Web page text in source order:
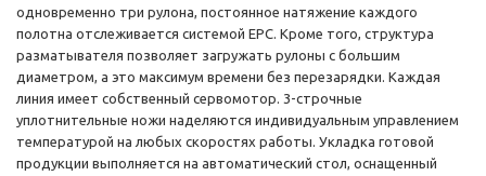
одновременно три рулона, постоянное натяжение каждого
полотна отслеживается системой EPC. Кроме того, структура
разматывателя позволяет загружать рулоны с большим
диаметром, а это максимум времени без перезарядки. Каждая
линия имеет собственный сервомотор. 3-строчные
уплотнительные ножи наделяются индивидуальным управлением
температурой на любых скоростях работы. Укладка готовой
продукции выполняется на автоматический стол, оснащенный